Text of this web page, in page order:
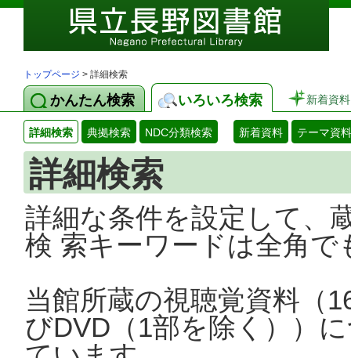
トップページ > 詳細検索
かんたん検索 いろいろ検索 新着資料
詳細検索 典拠検索 NDC分類検索 新着資料 テーマ資料
詳細検索
詳細な条件を設定して、
検 索キーワードは全角
当館所蔵の視聴覚資料（
びDVD（1部を除く））